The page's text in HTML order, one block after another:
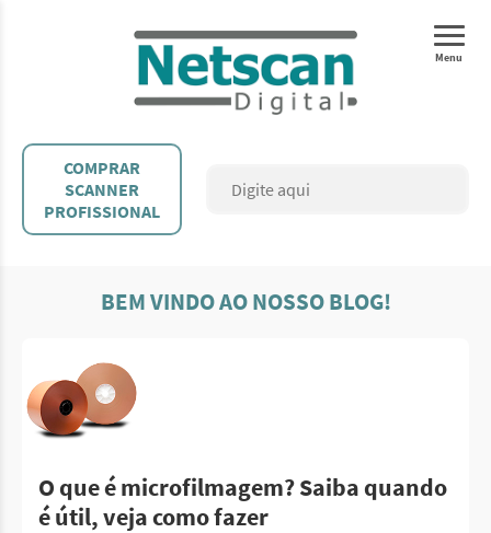
COMPRAR
SCANNER
PROFISSIONAL
BEM VINDO AO NOSSO BLOG!
Menu
O que é microfilmagem? Saiba quando
é útil, veja como fazer